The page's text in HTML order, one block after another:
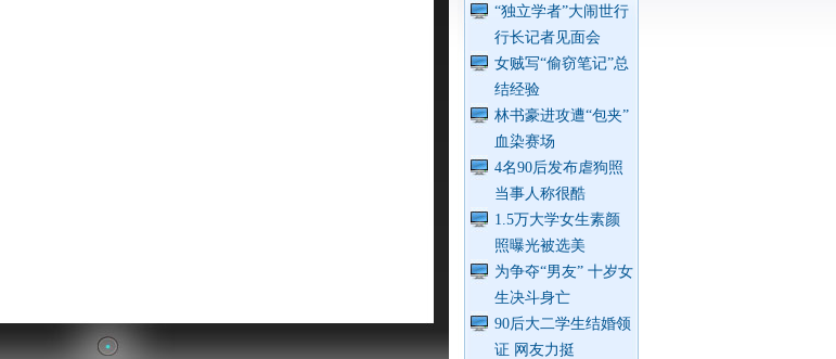
“独立学者”大闹世行
行长记者见面会
女贼写“偷窃笔记”总
结经验
林书豪进攻遭“包夹”
血染赛场
4名90后发布虐狗照
当事人称很酷
1.5万大学女生素颜
照曝光被选美
为争夺“男友” 十岁女
生决斗身亡
90后大二学生结婚领
证 网友力挺